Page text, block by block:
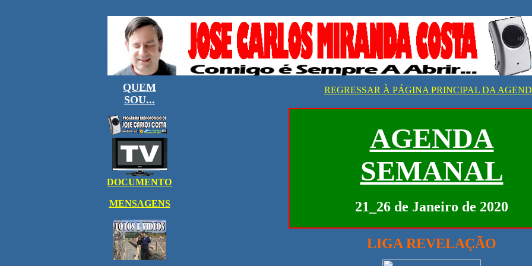
REGRESSAR À PÁGINA PRINCIPAL DA
AGENDA
SEMANAL
21_26 de Janeiro de 2020
LIGA REVELAÇÃO